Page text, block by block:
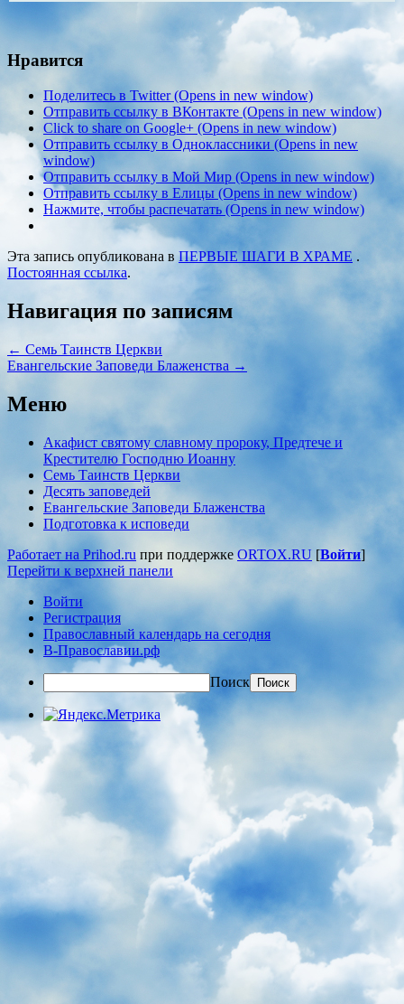
Нравится
Поделитесь в Twitter (Opens in new window)
Отправить ссылку в ВКонтакте (Opens in new window)
Click to share on Google+ (Opens in new window)
Отправить ссылку в Одноклассники (Opens in new
window)
Отправить ссылку в Мой Мир (Opens in new window)
Отправить ссылку в Елицы (Opens in new window)
Нажмите, чтобы распечатать (Opens in new window)
Эта запись опубликована в ПЕРВЫЕ ШАГИ В ХРАМЕ .
Постоянная ссылка.
Навигация по записям
← Семь Таинств Церкви
Евангельские Заповеди Блаженства →
Меню
Акафист святому славному пророку, Предтече и
Крестителю Господню Иоанну
Семь Таинств Церкви
Десять заповедей
Евангельские Заповеди Блаженства
Подготовка к исповеди
Работает на Prihod.ru при поддержке ORTOX.RU [Войти]
Перейти к верхней панели
Войти
Регистрация
Православный календарь на сегодня
В-Православии.рф
Поиск